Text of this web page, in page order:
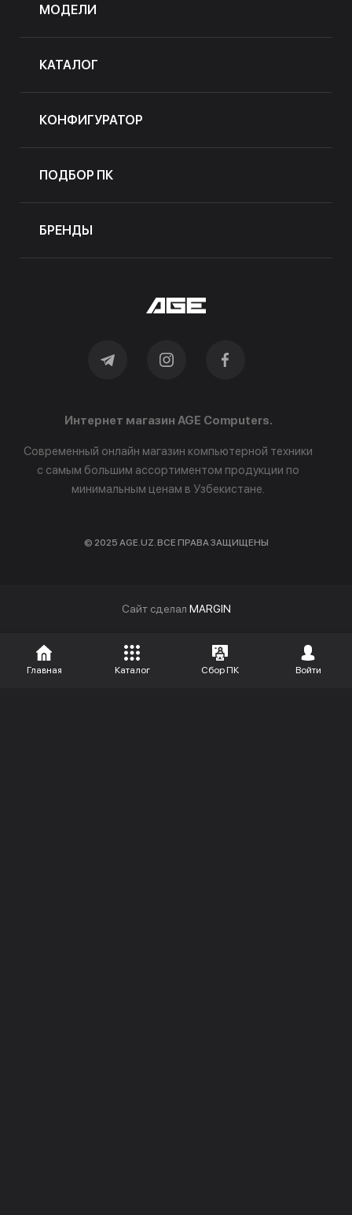
МОДЕЛИ
КАТАЛОГ
КОНФИГУРАТОР
ПОДБОР ПК
БРЕНДЫ
Интернет магазин AGE Computers.
Современный онлайн магазин компьютерной техники
с самым большим ассортиментом продукции по
минимальным ценам в Узбекистане.
© 2025 AGE.UZ. ВСЕ ПРАВА ЗАЩИЩЕНЫ
Cайт сделал MARGIN
Главная Каталог Сбор ПК Войти